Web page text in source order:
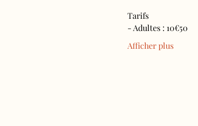
Tarifs
- Adultes : 10€50
Afficher plus